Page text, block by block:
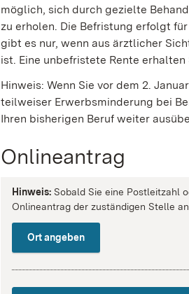
möglich, sich durch gezielte
zu erholen. Die Befristung erfolgt
gibt es nur, wenn aus ärztlicher
ist. Eine unbefristete Rente erhalten
Hinweis: Wenn Sie vor dem 2.
teilweiser Erwerbsminderung bei
Ihren bisherigen Beruf weiter
Onlineantrag
Hinweis: Sobald Sie eine Postleitzahl
Onlineantrag der zuständigen Stelle
Ort angeben